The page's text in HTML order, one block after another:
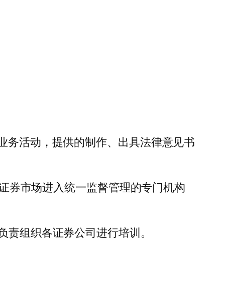
务活动，提供的制作、出具法律意见书
券市场进入统一监督管理的专门机构
组织各证券公司进行培训。